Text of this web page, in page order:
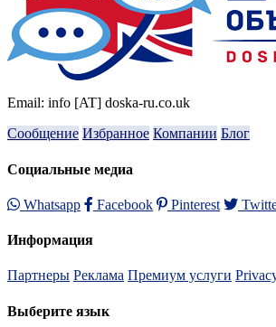
Email: info [AT] doska-ru.co.uk
Сообщение Избранное Компании Блог
Социальные медиа
Whatsapp Facebook Pinterest
Информация
Партнеры Реклама Премиум услуги
Выберите язык